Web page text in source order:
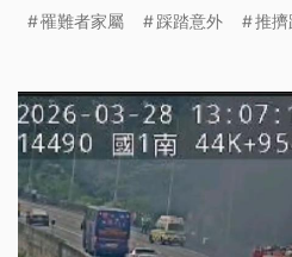
亡。
罹難者家屬 踩踏意外 推擠